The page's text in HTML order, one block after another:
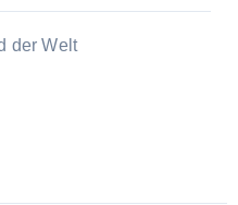
der Welt